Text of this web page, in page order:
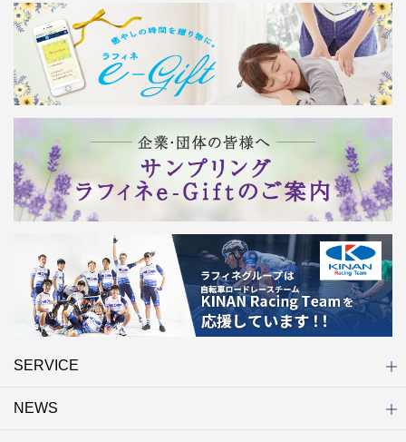
SERVICE
初めての方へ
店舗検索
キャンペーン
ラフィネ マルシェ（通販サイト）
WEB予約
よくある質問（Q&A）
サイトマップ
NEWS